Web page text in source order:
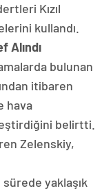
Kızıl
kullandı.
Alındı
bulunan
itibaren
hava
belirtti.
Zelenskiy,
sürede yaklaşık